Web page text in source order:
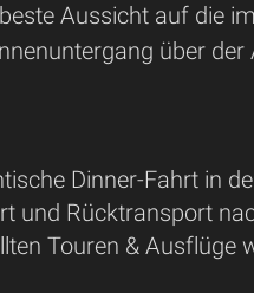
Aussicht auf die
über
Dinner-Fahrt in
und Rücktransport
Touren & Ausflüge